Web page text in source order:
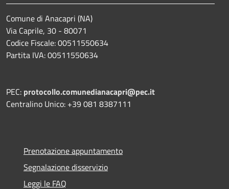
Comune di Anacapri (NA)
Via Caprile, 30 - 80071
Codice Fiscale: 00511550634
Partita IVA: 00511550634
PEC: protocollo.comunedianacapri@pec.it
Centralino Unico: +39 081 8387111
Prenotazione appuntamento
Segnalazione disservizio
Leggi le FAQ